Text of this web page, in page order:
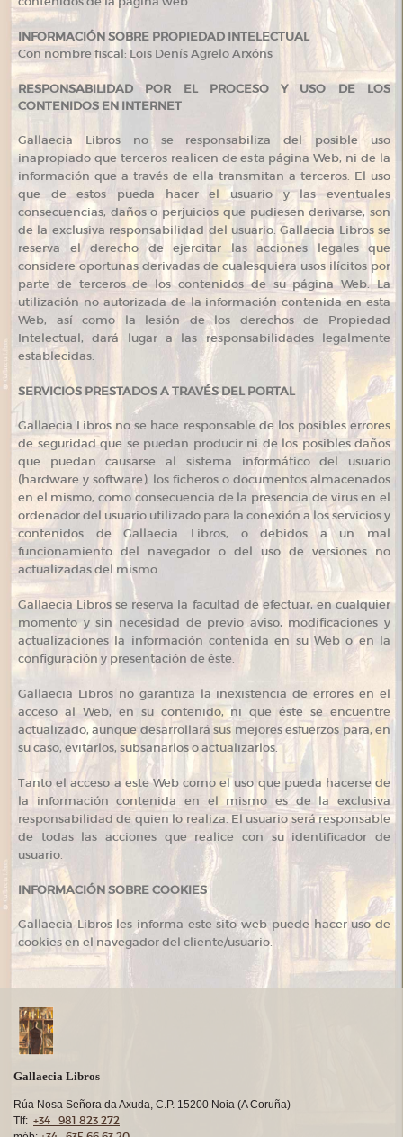
INFORMACIÓN SOBRE PROPIEDAD INTELECTUAL
Con nombre fiscal: Lois Denís Agrelo Arxóns
RESPONSABILIDAD POR EL PROCESO Y USO DE LOS
CONTENIDOS EN INTERNET
Gallaecia Libros no se responsabiliza del posible uso
inapropiado que terceros realicen de esta página Web, ni de la
información que a través de ella transmitan a terceros. El uso
que de estos pueda hacer el usuario y las eventuales
consecuencias, daños o perjuicios que pudiesen derivarse, son
de la exclusiva responsabilidad del usuario. Gallaecia Libros se
reserva el derecho de ejercitar las acciones legales que
considere oportunas derivadas de cualesquiera usos ilícitos por
parte de terceros de los contenidos de su página Web. La
utilización no autorizada de la información contenida en esta
Web, así como la lesión de los derechos de Propiedad
Intelectual, dará lugar a las responsabilidades legalmente
establecidas.
SERVICIOS PRESTADOS A TRAVÉS DEL PORTAL
Gallaecia Libros no se hace responsable de los posibles errores
de seguridad que se puedan producir ni de los posibles daños
que puedan causarse al sistema informático del usuario
(hardware y software), los ficheros o documentos almacenados
en el mismo, como consecuencia de la presencia de virus en el
ordenador del usuario utilizado para la conexión a los servicios y
contenidos de Gallaecia Libros, o debidos a un mal
funcionamiento del navegador o del uso de versiones no
actualizadas del mismo.
Gallaecia Libros se reserva la facultad de efectuar, en cualquier
momento y sin necesidad de previo aviso, modificaciones y
actualizaciones la información contenida en su Web o en la
configuración y presentación de éste.
Gallaecia Libros no garantiza la inexistencia de errores en el
acceso al Web, en su contenido, ni que éste se encuentre
actualizado, aunque desarrollará sus mejores esfuerzos para, en
su caso, evitarlos, subsanarlos o actualizarlos.
Tanto el acceso a este Web como el uso que pueda hacerse de
la información contenida en el mismo es de la exclusiva
responsabilidad de quien lo realiza. El usuario será responsable
de todas las acciones que realice con su identificador de
usuario.
INFORMACIÓN SOBRE COOKIES
Gallaecia Libros les informa este sito web puede hacer uso de
cookies en el navegador del cliente/usuario.
Gallaecia Libros
Rúa Nosa Señora da Axuda, C.P. 15200 Noia (A Coruña)
Tlf: +34 981 823 272